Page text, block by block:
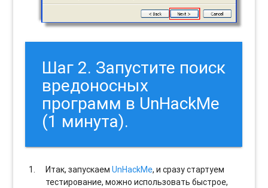
Шаг 2. Запустите поиск
вредоносных
программ в UnHackMe
(1 минута).
Итак, запускаемUnHackMe, и сразу стартуем
тестирование, можно использовать быстрое,